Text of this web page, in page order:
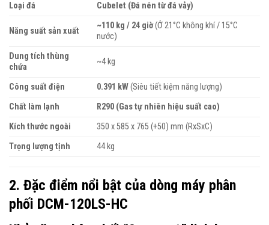
Loại đá
Cubelet (Đá nén từ đá vảy)
Năng suất sản xuất
~110 kg / 24 giờ(Ở 21°C không khí / 15°C
nước)
Dung tích thùng
chứa
~4 kg
Công suất điện 0.391 kW(Siêu tiết kiệm năng lượng)
Chất làm lạnh
R290 (Gas tự nhiên hiệu suất cao)
Kích thước ngoài
350 x 585 x 765 (+50) mm (RxSxC)
Trọng lượng tịnh
44 kg
2. Đặc điểm nổi bật của dòng máy phân
phối DCM-120LS-HC